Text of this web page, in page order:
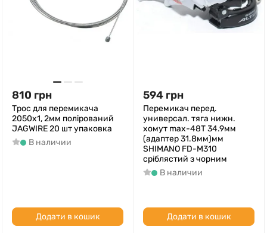
810 грн
Трос для перемикача
2050х1, 2мм полірований
JAGWIRE 20 шт упаковка
В наличии
Додати в кошик
594 грн
Перемикач перед.
универсал. тяга нижн.
хомут max-48T 34.9мм
(адаптер 31.8мм)мм
SHIMANO FD-M310
срiблястий з чорним
В наличии
Додати в кошик